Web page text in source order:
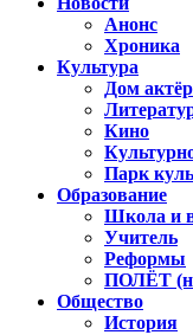
Анонс
Хроника
Культура
Дом
Кино
Парк
Образование
Школа и
Учитель
Реформы
ПОЛЁТ
Общество
История